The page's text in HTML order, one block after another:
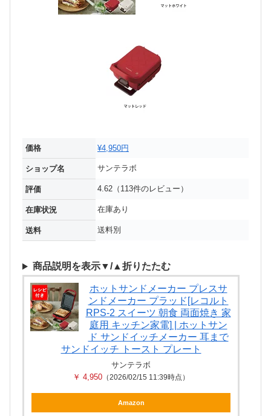
価格 ¥4,950円
ショップ名 サンテラボ
評価 4.62（113件のレビュー）
在庫状況 在庫あり
送料 送料別
商品説明を表示▼/▲折りたたむ
ホットサンドメーカー プレスサ
ンドメーカー プラッド[レコルト
RPS-2 スイーツ 朝食 両面焼き 家
庭用 キッチン家電] | ホットサン
ド サンドイッチメーカー 耳まで
サンドイッチ トースト プレート
サンテラボ
￥ 4,950 （2026/02/15 11:39時点）
Amazon